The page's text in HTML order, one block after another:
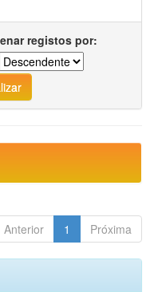
registos por:
Anterior 1 Próxima